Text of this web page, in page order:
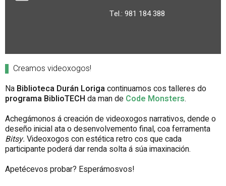
Tel.: 981 184 388
Creamos videoxogos!
Na Biblioteca Durán Lorigacontinuamos cos talleres do
programa BiblioTECH da man de Code Monsters.
Achegámonos á creación de videoxogos narrativos, dende o
deseño inicial ata o desenvolvemento final, coa ferramenta
Bitsy. Videoxogos con estética retro cos que cada
participante poderá dar renda solta á súa imaxinación.
Apetécevos probar? Esperámosvos!